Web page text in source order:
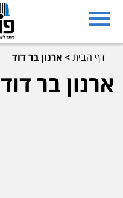
דף הבית>ארנון בר דוד
ארנון בר דוד